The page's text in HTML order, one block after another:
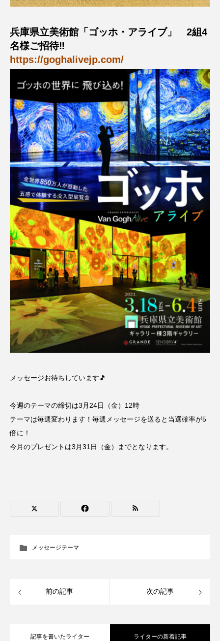
おばあちゃんと僕の約束
かしこいエルゼ
かもめ食堂
がんを知り、がんを考える きてみで東北
きもちはなにいろ？ くまぐみ
くるまのなかには？ けやき台中学校
けやき台小学校
こうべさんだ伝統文化体験フェスタ
こうべさんだ伝統文化体験フェスタ2026
こうべさんだ能・狂言・講談子ども教室
こぐまのいばしょ こだわり城紀行
こども学芸員とつくる『夏のこども美術館』
こばえちゃ東北 こーろ・るみえーる
さっちゃん社協だより すずかけ台
すずかけ台小学校 すずきまみ
そんなにみないでくださいな ちめいど
つつじが丘小学校 つながりCafe‐Nanana no Moe
はたらくおやさい バナナもいるよ！
ひろかわさえこ ふくし情報
ぶらりまち歩き まこみちの爆笑肉トーク！
兵庫県立美術館「ゴッホ・アライブ」 2組4
名様ご招待‼
https://goghalivejp.com/
メッセージお待ちしています🎵
今週のテーマの締切は3月24日（金）12時
テーマは毎週変わります！毎週メッセージを送ると当選確率が5
倍に！
今月のプレゼントは3月31日（金）までとなります。
メッセージテーマ
前の記事 次の記事
記事を書いたライター ライターの新着記事